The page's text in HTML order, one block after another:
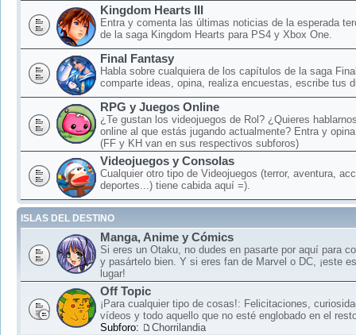
Kingdom Hearts III
Entra y comenta las últimas noticias de la esperada
de la saga Kingdom Hearts para PS4 y Xbox One.
Final Fantasy
Habla sobre cualquiera de los capítulos de la saga
comparte ideas, opina, realiza encuestas, escribe tus
RPG y Juegos Online
¿Te gustan los videojuegos de Rol? ¿Quieres
online al que estás jugando actualmente? Entra y
(FF y KH van en sus respectivos subforos)
Videojuegos y Consolas
Cualquier otro tipo de Videojuegos (terror, aventura,
deportes...) tiene cabida aquí =).
ISLAS DEL DESTINO
Manga, Anime y Cómics
Si eres un Otaku, no dudes en pasarte por aquí para
y pasártelo bien. Y si eres fan de Marvel o DC, ¡este
lugar!
Off Topic
¡Para cualquier tipo de cosas!: Felicitaciones,
vídeos y todo aquello que no esté englobado en el
Subforo:
Chorrilandia